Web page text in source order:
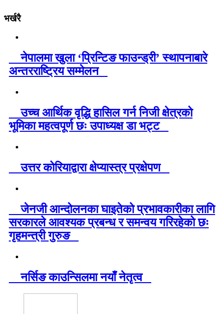
भर्खरै
नेपालमा खुला ‘प्रिन्टिङ फाउन्ड्री’ स्थापनाबारे
अन्तरराष्ट्रिय सम्मेलन
उच्च आर्थिक वृद्धि हासिल गर्न निजी क्षेत्रको
भूमिका महत्वपूर्ण छः उपाध्यक्ष डा भट्ट
उत्तर कोरियाद्वारा क्षेप्यास्त्र प्रक्षेपण
जेनजी आन्दोलनका घाइतेको प्रभावकारीका लागि
सरकारले आवश्यक प्रबन्ध र समन्वय गरिरहेको छः
गृहमन्त्री गुरुङ
नर्सिङ काउन्सिलमा नयाँ नेतृत्व